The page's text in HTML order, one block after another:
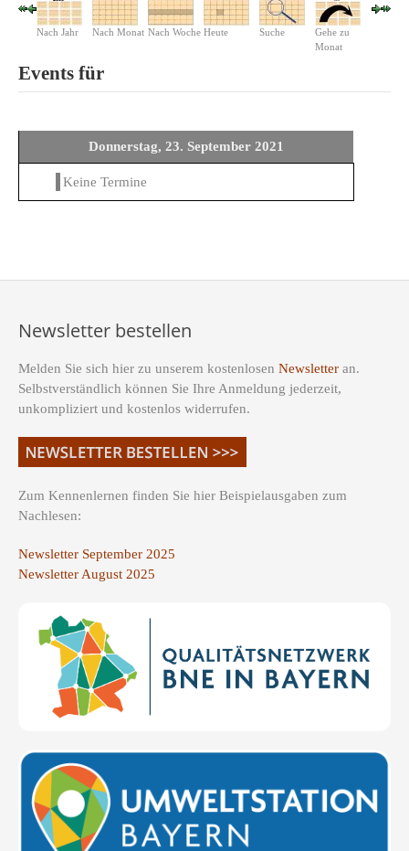
Nach Jahr Nach Monat Nach Woche Heute Suche
Gehe zu
Monat
Events für
Donnerstag, 23. September 2021
Keine Termine
Newsletter bestellen
Melden Sie sich hier zu unserem kostenlosen Newsletter an.
Selbstverständlich können Sie Ihre Anmeldung jederzeit,
unkompliziert und kostenlos widerrufen.
Zum Kennenlernen finden Sie hier Beispielausgaben zum
Nachlesen:
Newsletter September 2025
Newsletter August 2025